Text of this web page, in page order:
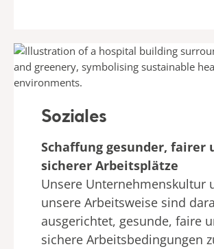
Soziales
Schaffung gesunder, fairer
sicherer Arbeitsplätze
Unsere Unternehmenskultur
unsere Arbeitsweise sind
ausgerichtet, gesunde, faire
sichere Arbeitsbedingungen